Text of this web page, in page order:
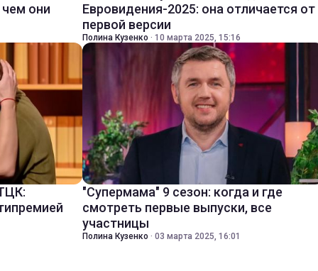
чем они
Евровидения-2025: она отличается от
первой версии
Полина Кузенко · 10 марта 2025, 15:16
"Супермама" 9 сезон: когда и где
смотреть первые выпуски, все
участницы
Полина Кузенко · 03 марта 2025, 16:01